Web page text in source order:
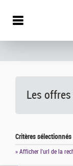
Les offres
Critères sélectionnés
» Afficher l'url de la